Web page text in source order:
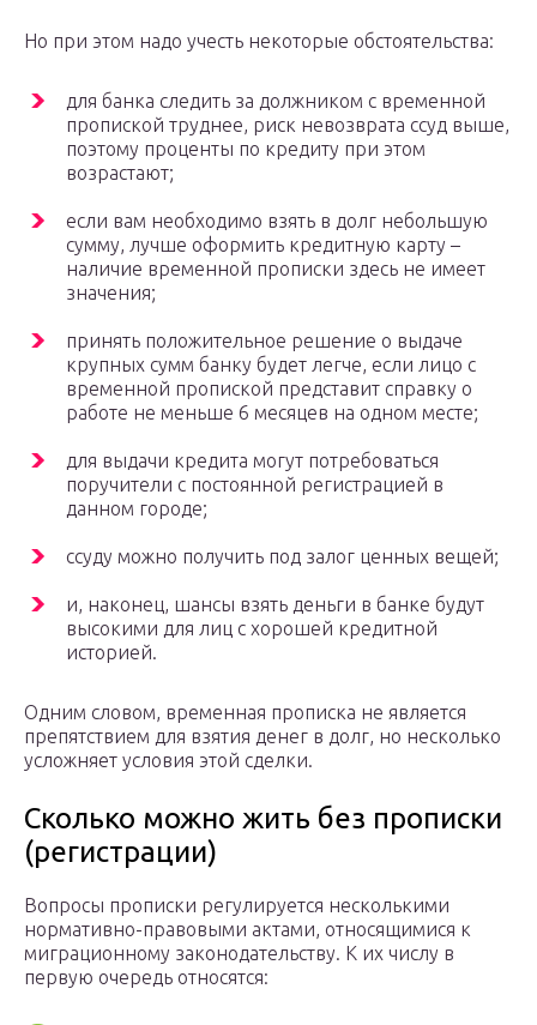
Но при этом надо учесть некоторые обстоятельства:
для банка следить за должником с временной
пропиской труднее, риск невозврата ссуд выше,
поэтому проценты по кредиту при этом
возрастают;
если вам необходимо взять в долг небольшую
сумму, лучше оформить кредитную карту –
наличие временной прописки здесь не имеет
значения;
принять положительное решение о выдаче
крупных сумм банку будет легче, если лицо с
временной пропиской представит справку о
работе не меньше 6 месяцев на одном месте;
для выдачи кредита могут потребоваться
поручители с постоянной регистрацией в
данном городе;
ссуду можно получить под залог ценных вещей;
и, наконец, шансы взять деньги в банке будут
высокими для лиц с хорошей кредитной
историей.
Одним словом, временная прописка не является
препятствием для взятия денег в долг, но несколько
усложняет условия этой сделки.
Сколько можно жить без прописки
(регистрации)
Вопросы прописки регулируется несколькими
нормативно-правовыми актами, относящимися к
миграционному законодательству. К их числу в
первую очередь относятся: